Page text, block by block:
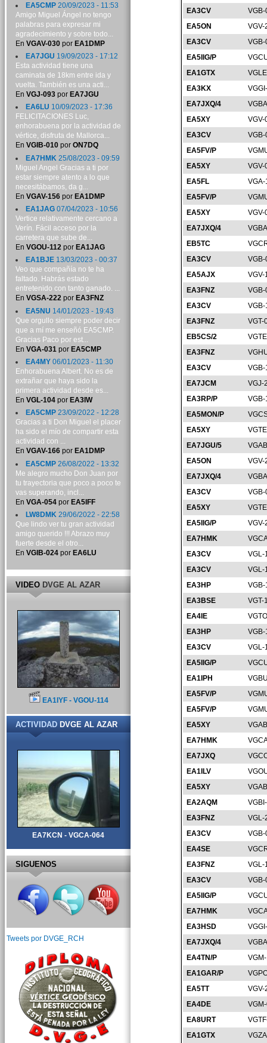
EA3CV
EA5ON
VGV-
EA3CV
EA5IIG/P
EA1GTX
EA3KX
EA7JXQ/4
EA5XY
VGV-
EA3CV
EA5FV/P
EA5XY
VGV-
EA5FL
EA5FV/P
EA5XY
VGV-
EA7JXQ/4
EB5TC
EA3CV
EA5AJX
VGV-
EA3FNZ
EA3CV
EA3FNZ
VGT-
EB5CS/2
EA3FNZ
EA3CV
EA7JCM
VGJ-
EA3RP/P
EA5MON/P
EA5XY
EA7JGU/5
EA5ON
VGV-
EA7JXQ/4
EA3CV
EA5XY
EA5IIG/P
VGV-
EA7HMK
EA3CV
VGL-
EA3CV
VGL-
EA3HP
EA3BSE
VGT-
EA4IE
EA3HP
EA3CV
VGL-
EA5IIG/P
EA1IPH
EA5FV/P
EA5FV/P
EA5XY
EA7HMK
EA7JXQ
EA1ILV
EA5XY
EA2AQM
EA3FNZ
VGL-
EA3CV
EA4SE
EA3FNZ
VGL-
EA3CV
EA5IIG/P
EA7HMK
EA3HSD
EA7JXQ/4
EA4TN/P
EA1GAR/P
EA5TT
VGV-
EA4DE
EA8URT
EA1GTX
EA5CMP20/09/2023 - 11:53
Amigo Miguel Ángel no tengo
palabras para expresar mi
agradecimiento y sobre todo...
En VGAV-030por EA1DMP
EA7JGU 19/09/2023 - 17:12
Esta actividad tiene una
caminata de 18km entre ida y
vuelta. También es una acti...
En VGJ-093por EA7JGU
EA6LU 10/09/2023 - 17:36
FELICITACIONES Luc,
enhorabuena por la actividad de
vértice, disfruta de Mallorca...
En VGIB-010por ON7DQ
EA7HMK 25/08/2023 - 09:59
Miguel Angel Gracias a ti por
estar siempre atento a lo que
necesitábamos, da g...
En VGAV-156por EA1DMP
EA1JAG07/04/2023 - 10:56
Vertice relativamente cercano a
Verín. Fácil acceso por la
carretera que sube de...
En VGOU-112por EA1JAG
EA1BJE13/03/2023 - 00:37
Veo que compañía no te ha
faltado. Habrás estado
entretenido con tanto ganado. ...
En VGSA-222por EA3FNZ
EA5NU 14/01/2023 - 19:43
Que orgullo siempre poder decir
que a mí me enseñó EA5CMP.
Gracias Paco por est...
En VGA-031 por EA5CMP
EA4MY06/01/2023 - 11:30
Enhorabuena Albert. No es de
extrañar que haya sido la
primera actividad desde es...
En VGL-104por EA3IW
EA5CMP23/09/2022 - 12:28
Gracias a ti Don Miguel el placer
ha sido el mío de compartir esta
actividad con ...
En VGAV-166por EA1DMP
EA5CMP26/08/2022 - 13:32
Me alegro mucho Don Juan por
tu trayectoria que poco a poco te
vas superando, incl...
En VGA-054por EA5IFF
LW8DMK29/06/2022 - 22:58
Que lindo ver tu gran actividad
amigo querido !!! Abrazo muy
fuerte desde el otro...
En VGIB-024por EA6LU
VIDEODVGE AL AZAR
EA1IYF - VGOU-114
ACTIVIDADDVGE AL AZAR
EA7KCN - VGCA-064
SIGUENOS
Tweets por DVGE_RCH